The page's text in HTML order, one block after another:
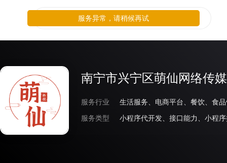
南宁市兴宁区萌仙网络传
服务行业
生活服务、电商平台、餐饮、食
服务类型
小程序代开发、接口能力、小程
服务异常，请稍候再试